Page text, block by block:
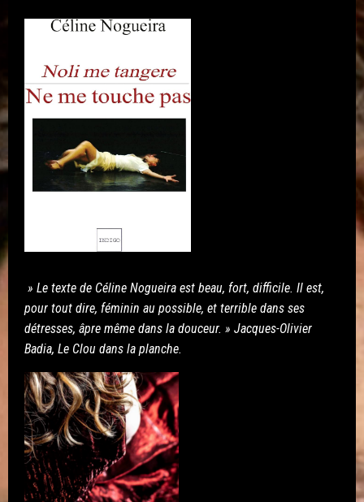
» Le texte de Céline Nogueira est beau, fort, difficile. Il est,
pour tout dire, féminin au possible, et terrible dans ses
détresses, âpre même dans la douceur. » Jacques-Olivier
Badia, Le Clou dans la planche.